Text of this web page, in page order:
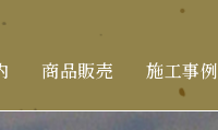
商品販売 施工事例